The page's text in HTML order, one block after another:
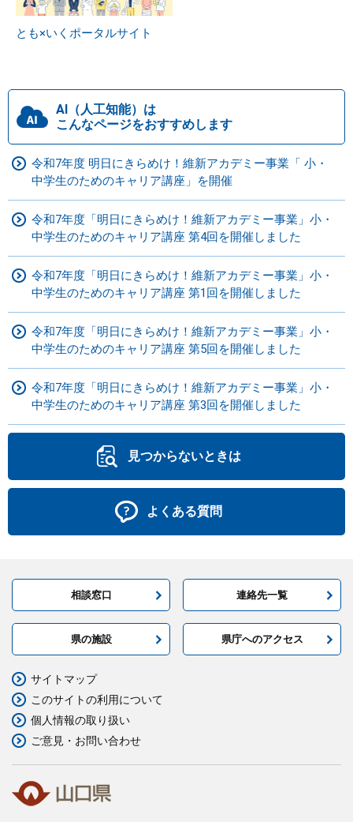
とも×いくポータルサイト
AI（人工知能）は
こんなページをおすすめします
令和7年度 明日にきらめけ！維新アカデミー事業「 小・
中学生のためのキャリア講座」を開催
令和7年度「明日にきらめけ！維新アカデミー事業」小・
中学生のためのキャリア講座 第4回を開催しました
令和7年度「明日にきらめけ！維新アカデミー事業」小・
中学生のためのキャリア講座 第1回を開催しました
令和7年度「明日にきらめけ！維新アカデミー事業」小・
中学生のためのキャリア講座 第5回を開催しました
令和7年度「明日にきらめけ！維新アカデミー事業」小・
中学生のためのキャリア講座 第3回を開催しました
見つからないときは
よくある質問
相談窓口 連絡先一覧
県の施設 県庁へのアクセス
サイトマップ
このサイトの利用について
個人情報の取り扱い
ご意見・お問い合わせ